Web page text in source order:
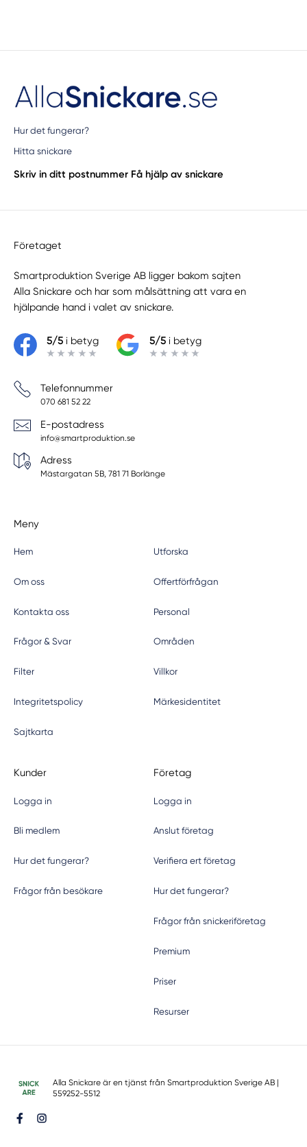
Hur det fungerar?
Hitta snickare
Skriv in ditt postnummer Få hjälp av snickare
Företaget
Smartproduktion Sverige AB ligger bakom sajten
Alla Snickare och har som målsättning att vara en
hjälpande hand i valet av snickare.
5/5i betyg 5/5i betyg
Telefonnummer
070 681 52 22
E-postadress
info@smartproduktion.se
Adress
Mästargatan 5B, 781 71 Borlänge
Meny
Hem Utforska
Om oss Offertförfrågan
Kontakta oss Personal
Frågor & Svar Områden
Filter Villkor
Integritetspolicy Märkesidentitet
Sajtkarta
Kunder
Logga in
Bli medlem
Hur det fungerar?
Frågor från besökare
Företag
Logga in
Anslut företag
Verifiera ert företag
Hur det fungerar?
Frågor från snickeriföretag
Premium
Priser
Resurser
Alla Snickare är en tjänst frånSmartproduktion Sverige AB |
559252-5512